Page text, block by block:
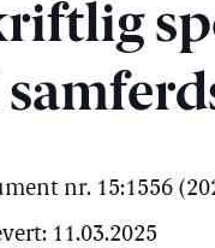
nr. 15:1556
11.03.2025